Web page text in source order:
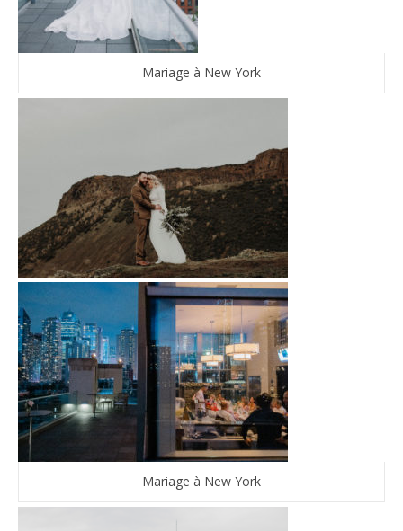
Mariage à New York
Mariage à New York